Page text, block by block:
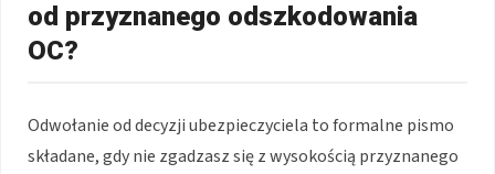
od przyznanego odszkodowania
OC?
Odwołanie od decyzji ubezpieczyciela to formalne pismo
składane, gdy nie zgadzasz się z wysokością przyznanego